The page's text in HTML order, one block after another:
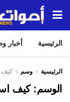
الرئيسية أخبار
الرئيسية وسم كيف
الوسم:كيف